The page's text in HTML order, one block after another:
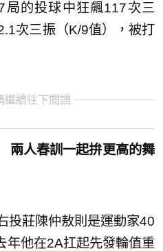
的投球中狂飆117次三
次三振（K/9值），被打
繼續往下閱讀
人春訓一起拚更高的舞
投莊陳仲敖則是運動家40
年他在2A扛起先發輪值重